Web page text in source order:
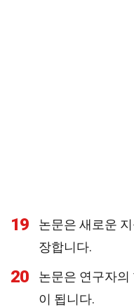
19
논문은 새로운
장합니다.
20
논문은 연구자의
이 됩니다.